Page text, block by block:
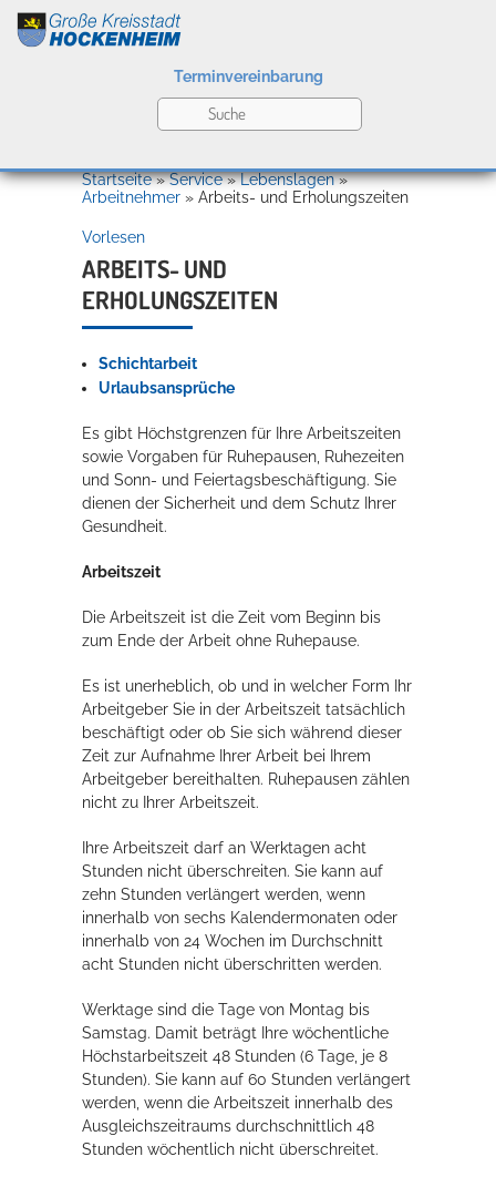
Kultur
Wirtschaft
Rathaus
Service
Terminvereinbarung
Willkommen in Hockenheim
Die Stadthalle Hockenheim bietet den perfekten Standort für Events
mehr dazu...
Erleben in Hockenheim
Spaß unter prickelnden Wasserfällen, das rauschende Meer im
Wellenbecken oder doch lieber die pure Entspannung auf der
Sprudelliege im Solebecken?
Startseite»Service»Lebenslagen»
Arbeitnehmer » Arbeits- und Erholungszeiten
Vorlesen
ARBEITS- UND
ERHOLUNGSZEITEN
Schichtarbeit
Urlaubsansprüche
Es gibt Höchstgrenzen für Ihre Arbeitszeiten
sowie Vorgaben für Ruhepausen, Ruhezeiten
und Sonn- und Feiertagsbeschäftigung. Sie
dienen der Sicherheit und dem Schutz Ihrer
Gesundheit.
Arbeitszeit
Die Arbeitszeit ist die Zeit vom Beginn bis
zum Ende der Arbeit ohne Ruhepause.
Es ist unerheblich, ob und in welcher Form Ihr
Arbeitgeber Sie in der Arbeitszeit tatsächlich
beschäftigt oder ob Sie sich während dieser
Zeit zur Aufnahme Ihrer Arbeit bei Ihrem
Arbeitgeber bereithalten. Ruhepausen zählen
nicht zu Ihrer Arbeitszeit.
Ihre Arbeitszeit darf an Werktagen acht
Stunden nicht überschreiten. Sie kann auf
zehn Stunden verlängert werden, wenn
innerhalb von sechs Kalendermonaten oder
innerhalb von 24 Wochen im Durchschnitt
acht Stunden nicht überschritten werden.
Werktage sind die Tage von Montag bis
Samstag. Damit beträgt Ihre wöchentliche
Höchstarbeitszeit 48 Stunden (6 Tage, je 8
Stunden). Sie kann auf 60 Stunden verlängert
werden, wenn die Arbeitszeit innerhalb des
Ausgleichszeitraums durchschnittlich 48
Stunden wöchentlich nicht überschreitet.